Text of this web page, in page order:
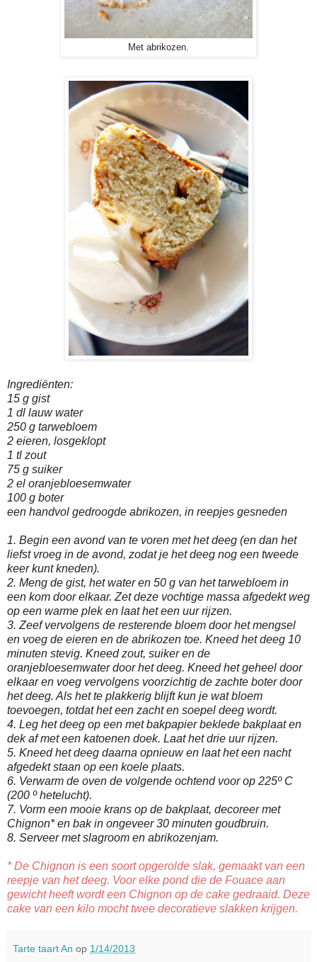
Met abrikozen.
Ingrediënten:
15 g gist
1 dl lauw water
250 g tarwebloem
2 eieren, losgeklopt
1 tl zout
75 g suiker
2 el oranjebloesemwater
100 g boter
een handvol gedroogde abrikozen, in reepjes gesneden
1. Begin een avond van te voren met het deeg (en dan het
liefst vroeg in de avond, zodat je het deeg nog een tweede
keer kunt kneden).
2. Meng de gist, het water en 50 g van het tarwebloem in
een kom door elkaar. Zet deze vochtige massa afgedekt weg
op een warme plek en laat het een uur rijzen.
3. Zeef vervolgens de resterende bloem door het mengsel
en voeg de eieren en de abrikozen toe. Kneed het deeg 10
minuten stevig. Kneed zout, suiker en de
oranjebloesemwater door het deeg. Kneed het geheel door
elkaar en voeg vervolgens voorzichtig de zachte boter door
het deeg. Als het te plakkerig blijft kun je wat bloem
toevoegen, totdat het een zacht en soepel deeg wordt.
4. Leg het deeg op een met bakpapier beklede bakplaat en
dek af met een katoenen doek. Laat het drie uur rijzen.
5. Kneed het deeg daarna opnieuw en laat het een nacht
afgedekt staan op een koele plaats.
6. Verwarm de oven de volgende ochtend voor op 225º C
(200 º hetelucht).
7. Vorm een mooie krans op de bakplaat, decoreer met
Chignon* en bak in ongeveer 30 minuten goudbruin.
8. Serveer met slagroom en abrikozenjam.
* De Chignon is een soort opgerolde slak, gemaakt van een
reepje van het deeg. Voor elke pond die de Fouace aan
gewicht heeft wordt een Chignon op de cake gedraaid. Deze
cake van een kilo mocht twee decoratieve slakken krijgen.
Tarte taart An op 1/14/2013